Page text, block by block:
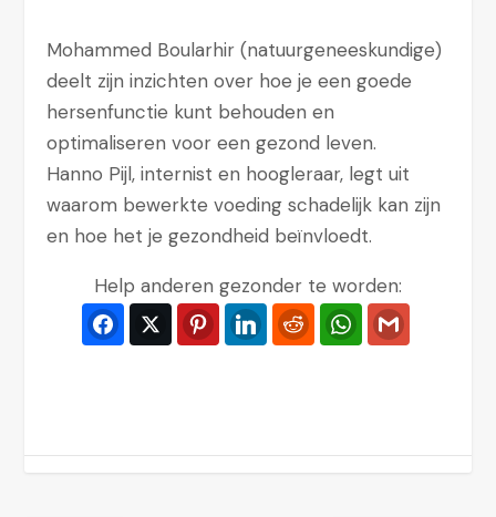
Mohammed Boularhir (natuurgeneeskundige)
deelt zijn inzichten over hoe je een goede
hersenfunctie kunt behouden en
optimaliseren voor een gezond leven.
Hanno Pijl, internist en hoogleraar, legt uit
waarom bewerkte voeding schadelijk kan zijn
en hoe het je gezondheid beïnvloedt.
Help anderen gezonder te worden:
FacebookTwitter PinterestLinkedIn Reddit WhatsApp